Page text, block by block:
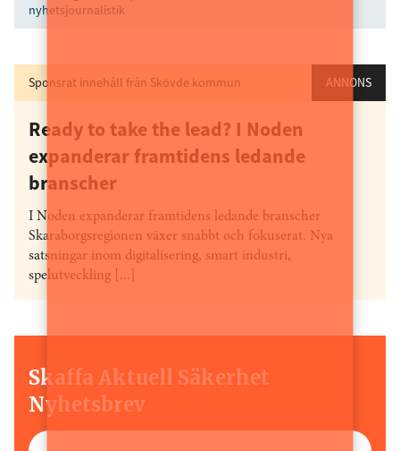
nyhetsjournalistik
Sponsrat innehåll från Skövde kommun ANNONS
Ready to take the lead? I Noden
expanderar framtidens ledande
branscher
I Noden expanderar framtidens ledande branscher
Skaraborgsregionen växer snabbt och fokuserat. Nya
satsningar inom digitalisering, smart industri,
spelutveckling [...]
Skaffa Aktuell Säkerhet
Nyhetsbrev